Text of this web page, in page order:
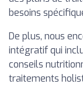
besoins
De plus, nous
intégratif qui
conseils
traitements